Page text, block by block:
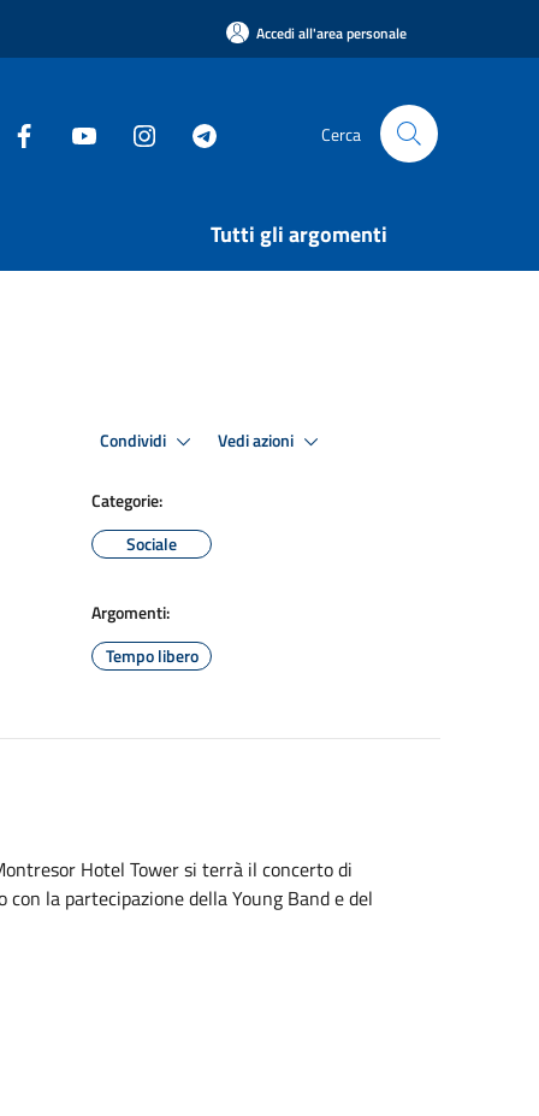
Accedi all'area personale
Cerca
Tutti gli argomenti
Condividi Vedi azioni
Categorie:
Sociale
Argomenti:
Tempo libero
Hotel Tower si terrà il concerto di
la partecipazione della Young Band e del